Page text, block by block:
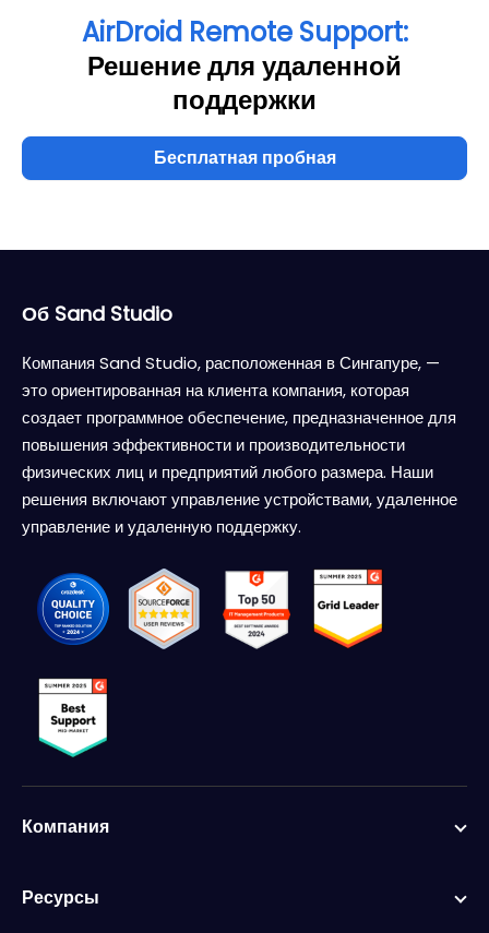
AirDroid Remote Support:
Решение для удаленной
поддержки
Бесплатная пробная
Об Sand Studio
Компания Sand Studio, расположенная в Сингапуре, —
это ориентированная на клиента компания, которая
создает программное обеспечение, предназначенное для
повышения эффективности и производительности
физических лиц и предприятий любого размера. Наши
решения включают управление устройствами, удаленное
управление и удаленную поддержку.
Компания
Ресурсы